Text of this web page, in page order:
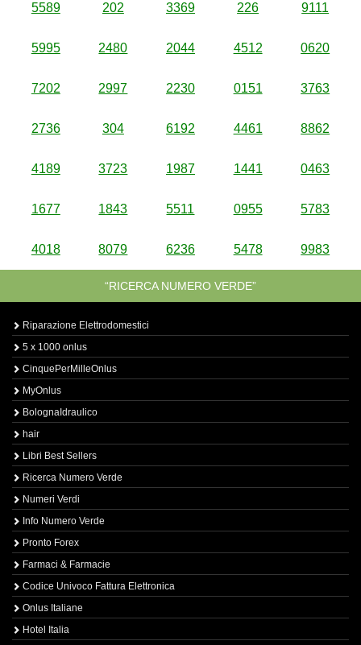
5589 202 3369 226 9111
5995 2480 2044 4512 0620
7202 2997 2230 0151 3763
2736 304 6192 4461 8862
4189 3723 1987 1441 0463
1677 1843 5511 0955 5783
4018 8079 6236 5478 9983
“RICERCA NUMERO VERDE”
Riparazione Elettrodomestici
5 x 1000 onlus
CinquePerMilleOnlus
MyOnlus
BolognaIdraulico
hair
Libri Best Sellers
Ricerca Numero Verde
Numeri Verdi
Info Numero Verde
Pronto Forex
Farmaci & Farmacie
Codice Univoco Fattura Elettronica
Onlus Italiane
Hotel Italia